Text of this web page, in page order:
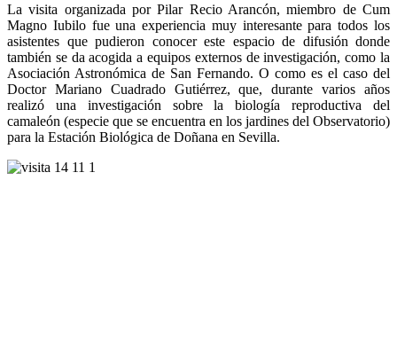
La visita organizada por Pilar Recio Arancón, miembro de Cum
Magno Iubilo fue una experiencia muy interesante para todos los
asistentes que pudieron conocer este espacio de difusión donde
también se da acogida a equipos externos de investigación, como la
Asociación Astronómica de San Fernando. O como es el caso del
Doctor Mariano Cuadrado Gutiérrez, que, durante varios años
realizó una investigación sobre la biología reproductiva del
camaleón (especie que se encuentra en los jardines del Observatorio)
para la Estación Biológica de Doñana en Sevilla.